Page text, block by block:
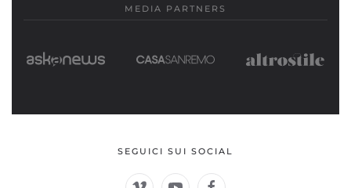
MEDIA PARTNERS
SEGUICI SUI SOCIAL